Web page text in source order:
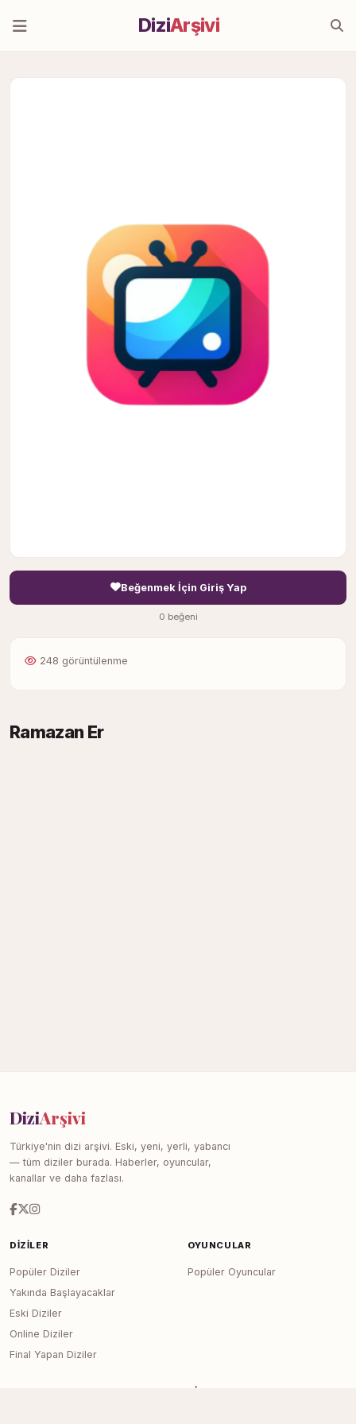
DiziArşivi
Beğenmek İçin Giriş Yap
0 beğeni
248 görüntülenme
Ramazan Er
DiziArşivi
Türkiye'nin dizi arşivi. Eski, yeni, yerli, yabancı
— tüm diziler burada. Haberler, oyuncular,
kanallar ve daha fazlası.
DIZILER
Popüler Diziler
Yakında Başlayacaklar
Eski Diziler
Online Diziler
Final Yapan Diziler
OYUNCULAR
Popüler Oyuncular
SITE